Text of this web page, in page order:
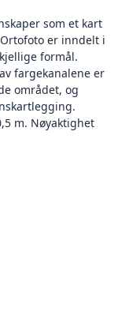
som et kart
er inndelt i
formål.
fargekanalene er
området, og
m. Nøyaktighet